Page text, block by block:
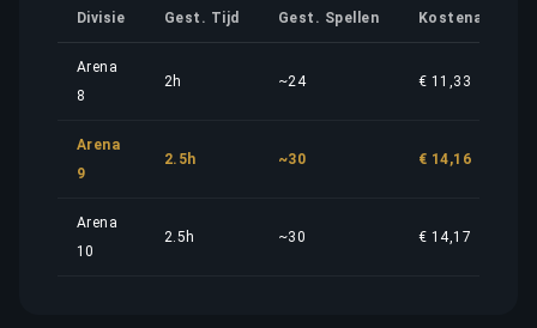
Divisie Gest. Tijd Gest. Spellen Kostenaandeel
Arena
8
2h ~24 € 11,33
Arena
9
2.5h ~30 € 14,16
Arena
10
2.5h ~30 € 14,17